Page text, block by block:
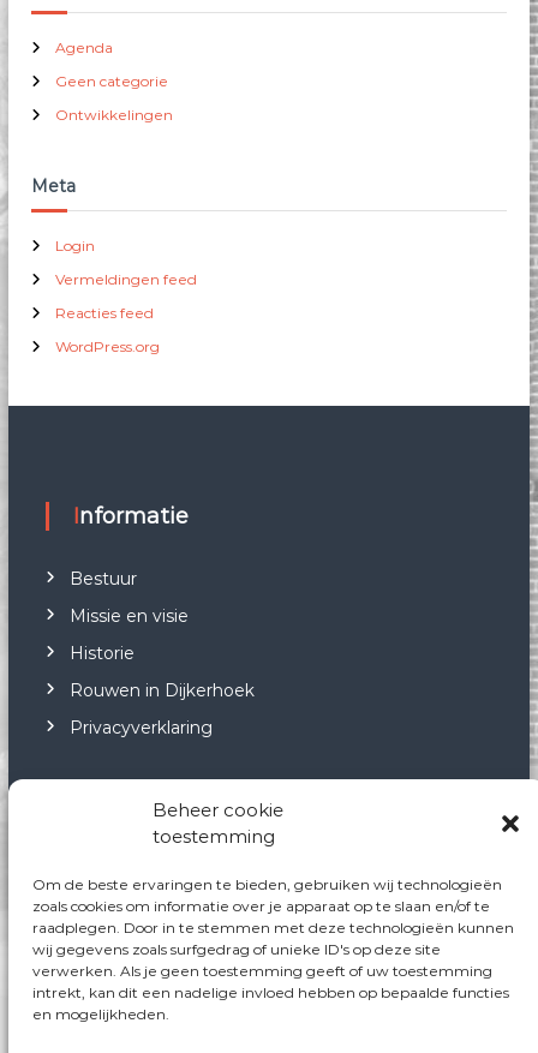
Beheer cookie
toestemming
Om de beste ervaringen te bieden, gebruiken wij technologieën
zoals cookies om informatie over je apparaat op te slaan en/of te
raadplegen. Door in te stemmen met deze technologieën kunnen
wij gegevens zoals surfgedrag of unieke ID's op deze site
verwerken. Als je geen toestemming geeft of uw toestemming
intrekt, kan dit een nadelige invloed hebben op bepaalde functies
en mogelijkheden.
Agenda
Geen categorie
Ontwikkelingen
Meta
Login
Vermeldingen feed
Reacties feed
WordPress.org
Informatie
Bestuur
Missie en visie
Historie
Rouwen in Dijkerhoek
Privacyverklaring
Neem contact op
Neem via onderstaande gegevens contact met
ons op:
E-mail:info@kulturhusdijkerhoek.nl
Facebook: Kulturhus-Dijkerhoek